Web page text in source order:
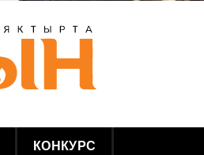
КОНКУРС